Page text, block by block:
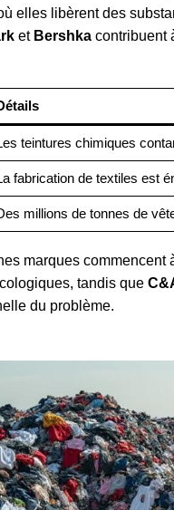
elles libèrent des
et Bershka contribuent
teintures chimiques
fabrication de textiles est
millions de tonnes de
marques
tandis que
du problème.